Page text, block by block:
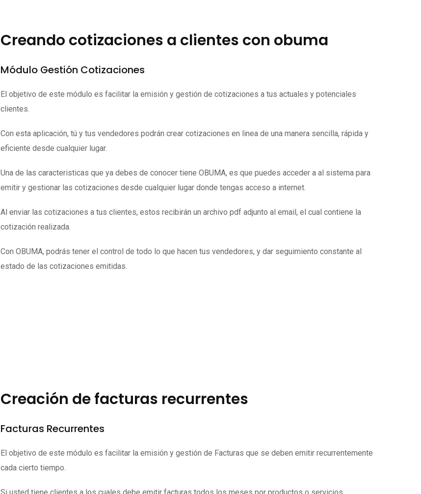
Creando cotizaciones a clientes con obuma
Módulo Gestión Cotizaciones
El objetivo de este módulo es facilitar la emisión y gestión de cotizaciones a tus actuales y potenciales
clientes.
Con esta aplicación, tú y tus vendedores podrán crear cotizaciones en linea de una manera sencilla, rápida y
eficiente desde cualquier lugar.
Una de las caracteristicas que ya debes de conocer tiene OBUMA, es que puedes acceder a al sistema para
emitir y gestionar las cotizaciones desde cualquier lugar donde tengas acceso a internet.
Al enviar las cotizaciones a tus clientes, estos recibirán un archivo pdf adjunto al email, el cual contiene la
cotización realizada.
Con OBUMA, podrás tener el control de todo lo que hacen tus vendedores, y dar seguimiento constante al
estado de las cotizaciones emitidas.
Creación de facturas recurrentes
Facturas Recurrentes
El objetivo de este módulo es facilitar la emisión y gestión de Facturas que se deben emitir recurrentemente
cada cierto tiempo.